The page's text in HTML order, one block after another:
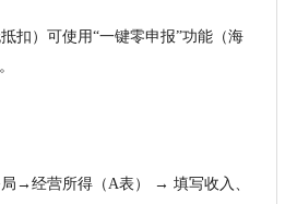
扣）可使用“一键零申报”功能（海
→经营所得（A表） → 填写收入、